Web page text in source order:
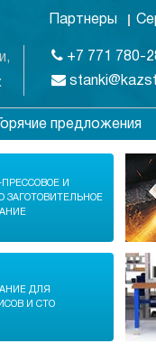
Партнеры
+7 771 780-
Горячие предложения
И
ЗАГОТОВИТЕЛЬНОЕ
ДЛЯ
И СТО